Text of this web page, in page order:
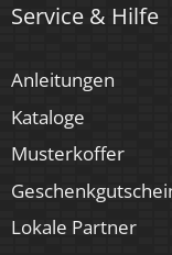
Service & Hilfe
Anleitungen
Kataloge
Musterkoffer
Lokale Partner